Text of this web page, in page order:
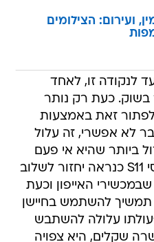
ועירום: הצילומים
לנקודה זו, לאחד
בשוק. כעת רק נותר
זאת באמצעות
לא אפשרי, זה עלול
ביותר שהיא אי פעם
ביצעה. ניתן להניח שהגלקסי S11 כנראה יחזור לשלוב
שבמכשירי האייפון וכעת
להשתמש בחיישן
עלולה להשתבש
שקלים, היא צפויה